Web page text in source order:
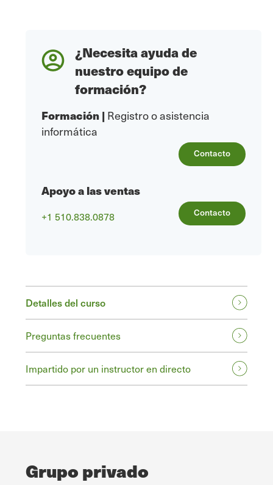
¿Necesita ayuda de
nuestro equipo de
formación?
Formación| Registro o asistencia
informática
Contacto
Apoyo a las ventas
+1 510.838.0878 Contacto
Detalles del curso
Preguntas frecuentes
Impartido por un instructor en directo
Grupo privado